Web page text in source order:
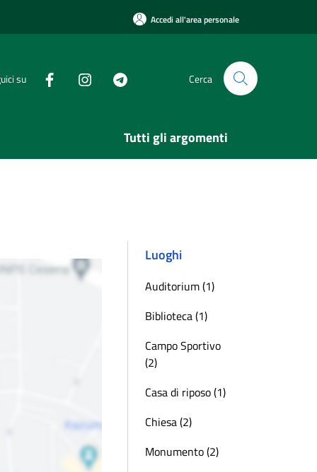
Accedi all'area personale
su Cerca
Tutti gli argomenti
Luoghi
Auditorium (1)
Biblioteca (1)
Campo Sportivo
(2)
Casa di riposo (1)
Chiesa (2)
Monumento (2)